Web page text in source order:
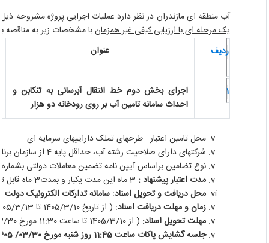
آب منطقه ای مازندران در نظر دارد عملیات اجرایی پروژه مشروحه
یک مرحله ای با ارزیابی کیفی غیر همزمانبا مشخصات زیر به مناقصه
ردیف
عنوان
اجرای بخش دوم خط انتقال آبرسانی به تنکابن و
احداث سامانه تامین آب بر روی رودخانه دو هزار
محل تامین اعتبار : طرحهای تملک داراییهای سرمایه ای
شرکتهای دارای صلاحیت رشته آب، حداقل پایه4از سازمان
نوع تضامین براساس آیین نامه تضمین معاملات دولتی بشماره 123402/ت 50659 ه مورخ 22/9/94
مدت اعتبار پیشنهاد :3 ماه این مدت یکبار و بمدت3 ماه قابل تمدید می باشد.
محل دریافت و تحویل اسناد: سامانه تدارکات الکترونیک دولت
زمان و مهلت دریافت اسناد: ( از تاریخ 1405/3/10 تا 1405/3/13)
مهلت تحویل اسناد:( از 1405/3/10 تا ساعت 11:30 مورخ 1405/3/30)
جلسه گشایش پاکات ساعت 11:45 روز شنبه مورخ 03/30/ 1405 در محل دفتر قراردادها (اتاق مناقصات)